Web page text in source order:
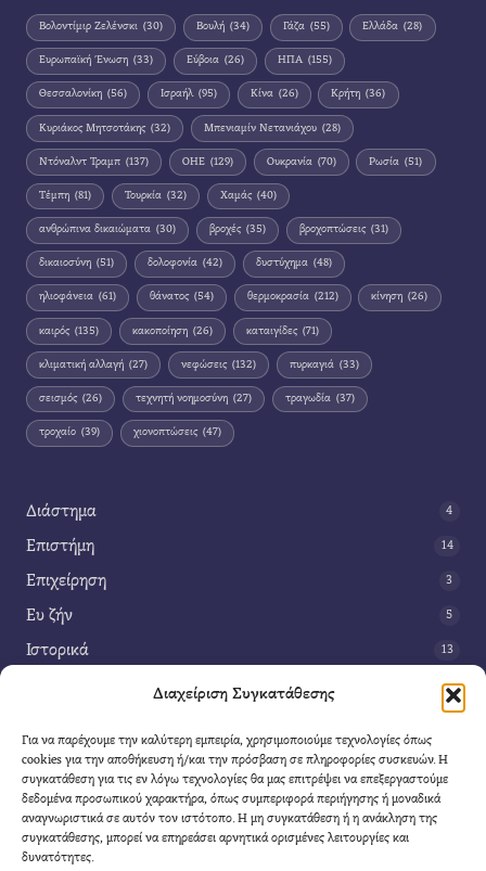
Διαχείριση Συγκατάθεσης
Για να παρέχουμε την καλύτερη εμπειρία, χρησιμοποιούμε τεχνολογίες όπως
cookies για την αποθήκευση ή/και την πρόσβαση σε πληροφορίες συσκευών. Η
συγκατάθεση για τις εν λόγω τεχνολογίες θα μας επιτρέψει να επεξεργαστούμε
δεδομένα προσωπικού χαρακτήρα, όπως συμπεριφορά περιήγησης ή μοναδικά
αναγνωριστικά σε αυτόν τον ιστότοπο. Η μη συγκατάθεση ή η ανάκληση της
συγκατάθεσης, μπορεί να επηρεάσει αρνητικά ορισμένες λειτουργίες και
δυνατότητες.
Βολοντίμιρ Ζελένσκι (30) Βουλή (34) Γάζα (55) Ελλάδα (28)
Ευρωπαϊκή Ένωση (33) Εύβοια (26) ΗΠΑ (155)
Θεσσαλονίκη (56) Ισραήλ (95) Κίνα (26) Κρήτη (36)
Κυριάκος Μητσοτάκης (32) Μπενιαμίν Νετανιάχου (28)
Ντόναλντ Τραμπ (137) ΟΗΕ (129) Ουκρανία (70) Ρωσία (51)
Τέμπη (81) Τουρκία (32) Χαμάς (40)
ανθρώπινα δικαιώματα (30) βροχές (35) βροχοπτώσεις (31)
δικαιοσύνη (51) δολοφονία (42) δυστύχημα (48)
ηλιοφάνεια (61) θάνατος (54) θερμοκρασία (212) κίνηση (26)
καιρός (135) κακοποίηση (26) καταιγίδες (71)
κλιματική αλλαγή (27) νεφώσεις (132) πυρκαγιά (33)
σεισμός (26) τεχνητή νοημοσύνη (27) τραγωδία (37)
τροχαίο (39) χιονοπτώσεις (47)
Διάστημα 4
Επιστήμη 14
Επιχείρηση 3
Ευ ζήν 5
Ιστορικά 13
42
Τέχνη 3
Τεχνολογία
Υγεία
Φαντασία